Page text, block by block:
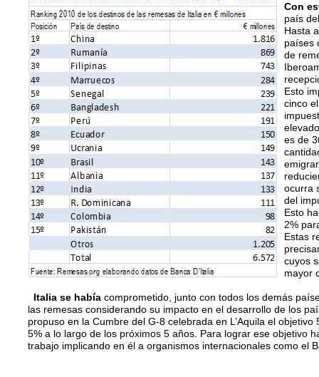
Con
país
Hasta
países
de
Esto
cinco
es de
ocurra
del
Esto
2%
Estas
cuyos
mayor
Italia se había comprometido, junto con todos los demás
las remesas considerando su impacto en el desarrollo de los
propuso en la Cumbre del G-8 celebrada en L’Aquila el
5% a lo largo de los próximos 5 años. Para lograr ese objetivo
trabajo implicando en él a organismos internacionales como el